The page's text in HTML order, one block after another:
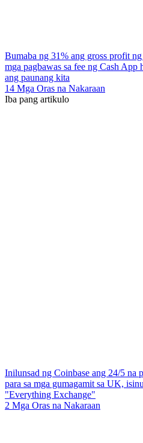
Bumaba ng 31% ang gross profit
mga pagbawas sa fee ng Cash App
ang paunang kita
14 Mga Oras na Nakaraan
Iba pang artikulo
Inilunsad ng Coinbase ang 24/5 na
para sa mga gumagamit sa UK,
"Everything Exchange"
2 Mga Oras na Nakaraan